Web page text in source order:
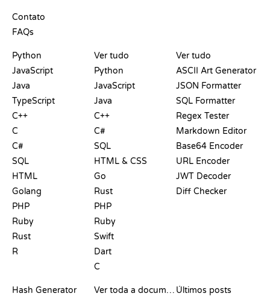
Contato
FAQs
Python
JavaScript
Java
TypeScript
C++
C
C#
SQL
HTML
Golang
PHP
Ruby
Rust
R
Ver tudo
Python
JavaScript
Java
C++
C#
SQL
HTML & CSS
Go
Rust
PHP
Ruby
Swift
Dart
C
Ver tudo
ASCII Art Generator
JSON Formatter
SQL Formatter
Regex Tester
Markdown Editor
Base64 Encoder
URL Encoder
JWT Decoder
Diff Checker
Hash Generator
Ver toda a documentação Últimos posts